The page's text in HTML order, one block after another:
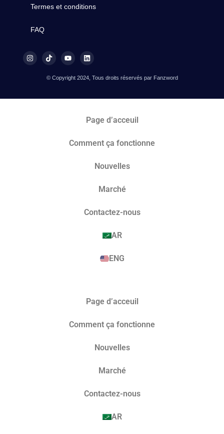
Termes et conditions
FAQ
© Copyright 2024, Tous droits réservés par Fanzword
Page d’acceuil
Comment ça fonctionne
Nouvelles
Marché​
Contactez-nous
AR
ENG
Page d’acceuil
Comment ça fonctionne
Nouvelles
Marché​
Contactez-nous
AR